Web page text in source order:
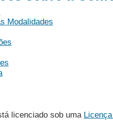
Modalidades
licenciado sob uma